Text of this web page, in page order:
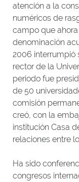
atención a la
numéricos de
campo que
denominación
2006 interrumpió
rector de la
periodo fue
de 50
comisión
creó, con la
institución Casa
relaciones entre
Ha sido
congresos